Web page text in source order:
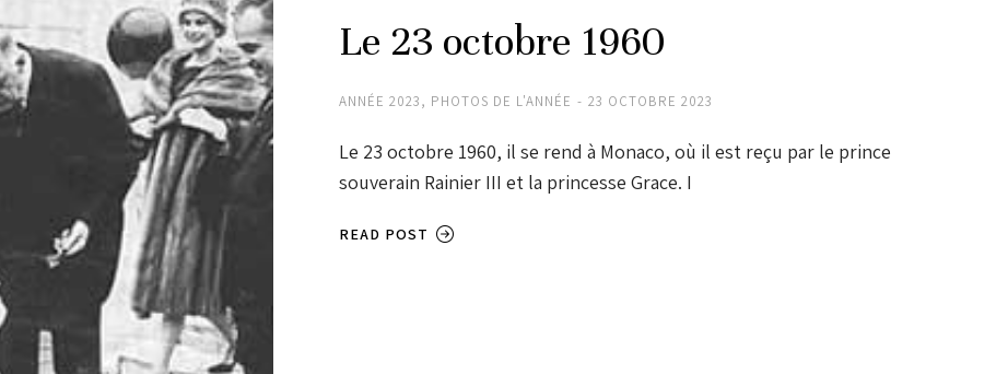
Le 23 octobre 1960
ANNÉE 2023, PHOTOS DE L'ANNÉE 23 OCTOBRE 2023
Le 23 octobre 1960, il se rend à Monaco, où il est reçu par le prince
souverain Rainier III et la princesse Grace. I
READ POST